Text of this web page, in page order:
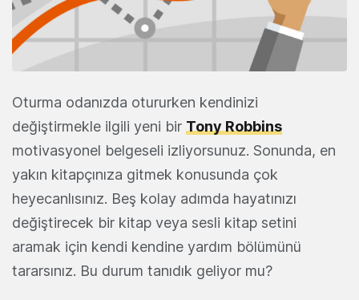
Oturma odanızda otururken kendinizi
değiştirmekle ilgili yeni bir Tony Robbins
motivasyonel belgeseli izliyorsunuz. Sonunda, en
yakın kitapçınıza gitmek konusunda çok
heyecanlısınız. Beş kolay adımda hayatınızı
değiştirecek bir kitap veya sesli kitap setini
aramak için kendi kendine yardım bölümünü
tararsınız. Bu durum tanıdık geliyor mu?